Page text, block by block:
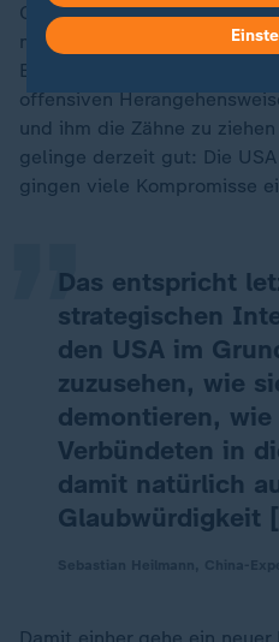
China habe lange versucht,
manchmal sagt, den Trump
Experte, "im Grunde ihn
offensiven
und ihm die Zähne zu
gelinge derzeit gut: Die
gingen viele Kompromisse
Das entspricht
strategischen
den USA im
zuzusehen, wie
demontieren,
Verbündeten in
damit natürlich
Glaubwürdigkeit
„